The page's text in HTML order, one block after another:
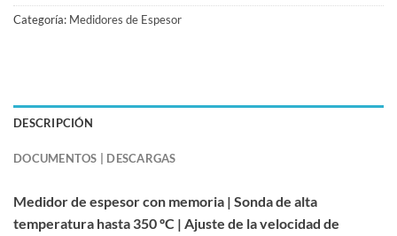
Categoría: Medidores de Espesor
DESCRIPCIÓN
DOCUMENTOS | DESCARGAS
Medidor de espesor con memoria | Sonda de alta
temperatura hasta 350 ºC | Ajuste de la velocidad de